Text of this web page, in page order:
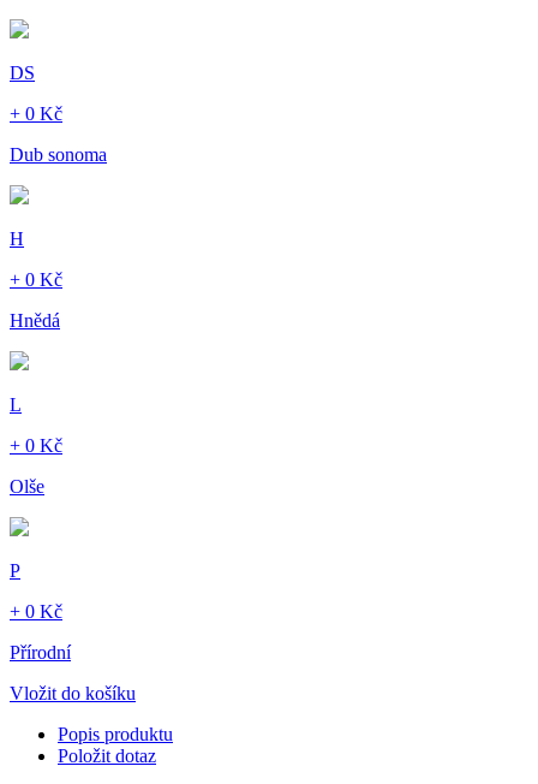
DS
+ 0 Kč
Dub sonoma
H
+ 0 Kč
Hnědá
L
+ 0 Kč
Olše
P
+ 0 Kč
Přírodní
Vložit do košíku
Popis produktu
Položit dotaz